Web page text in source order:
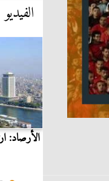
الفيديو
كليوباترا في
الأرصاد: